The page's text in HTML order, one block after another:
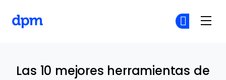
Las 10 mejores herramientas de